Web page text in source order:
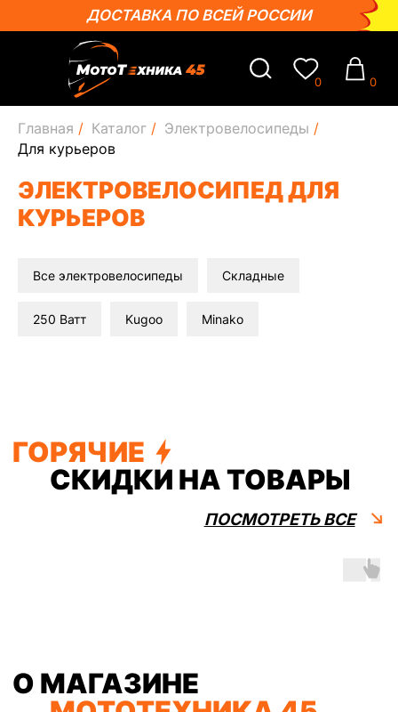
0
ДОСТАВКА ПО ВСЕЙ РОССИИ
Главная / Каталог / Электровелосипеды /
Для курьеров
ЭЛЕКТРОВЕЛОСИПЕД ДЛЯ
КУРЬЕРОВ
Все электровелосипеды Складные
250 Ватт Kugoo Minako
ГОРЯЧИЕ
О МАГАЗИНЕ
МОТОТЕХНИКА 45
УДОБНЫЕ ФОРМЫ ОПЛАТЫ,
РАССРОЧКА ИКРЕДИТ